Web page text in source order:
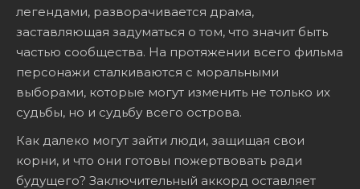
легендами, разворачивается драма,
заставляющая задуматься о том, что значит быть
частью сообщества. На протяжении всего фильма
персонажи сталкиваются с моральными
выборами, которые могут изменить не только их
судьбы, но и судьбу всего острова.
Как далеко могут зайти люди, защищая свои
корни, и что они готовы пожертвовать ради
будущего? Заключительный аккорд оставляет